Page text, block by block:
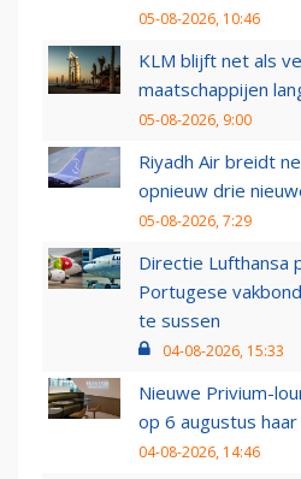
05-08-2026, 10:46
KLM blijft net als
maatschappijen
05-08-2026, 9:00
Riyadh Air breidt
opnieuw drie
05-08-2026, 7:29
Directie Lufthansa
Portugese
te sussen
04-08-2026, 15:33
Nieuwe Privium-
op 6 augustus
04-08-2026, 14:46